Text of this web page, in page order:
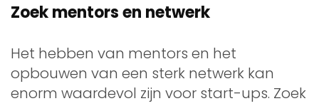
Zoek mentors en netwerk
Het hebben van mentors en het
opbouwen van een sterk netwerk kan
enorm waardevol zijn voor start-ups. Zoek